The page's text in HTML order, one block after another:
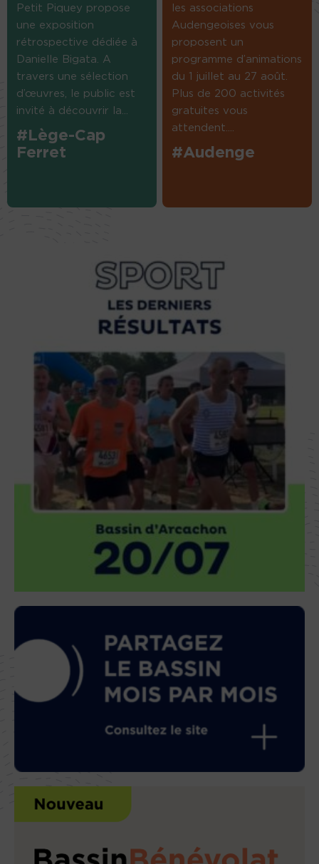
Petit Piquey propose
une exposition
rétrospective dédiée à
Danielle Bigata. A
travers une sélection
d’œuvres, le public est
invité à découvrir la...
#Lège-Cap
Ferret
les associations
Audengeoises vous
proposent un
programme d’animations
du 1 juillet au 27 août.
Plus de 200 activités
gratuites vous
attendent....
#Audenge